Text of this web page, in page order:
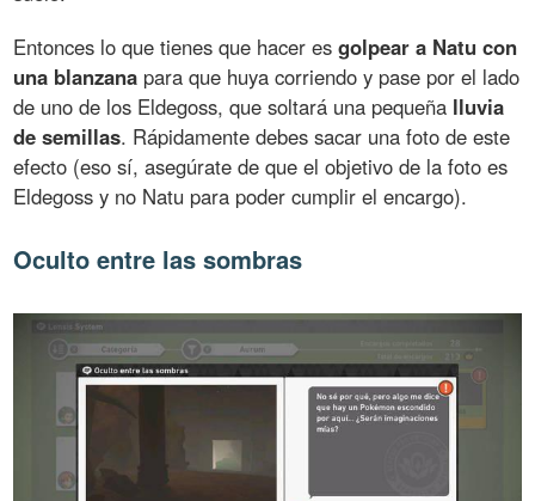
Entonces lo que tienes que hacer esgolpear a Natu con
una blanzana para que huya corriendo y pase por el lado
de uno de los Eldegoss, que soltará una pequeña lluvia
de semillas. Rápidamente debes sacar una foto de este
efecto (eso sí, asegúrate de que el objetivo de la foto es
Eldegoss y no Natu para poder cumplir el encargo).
Oculto entre las sombras